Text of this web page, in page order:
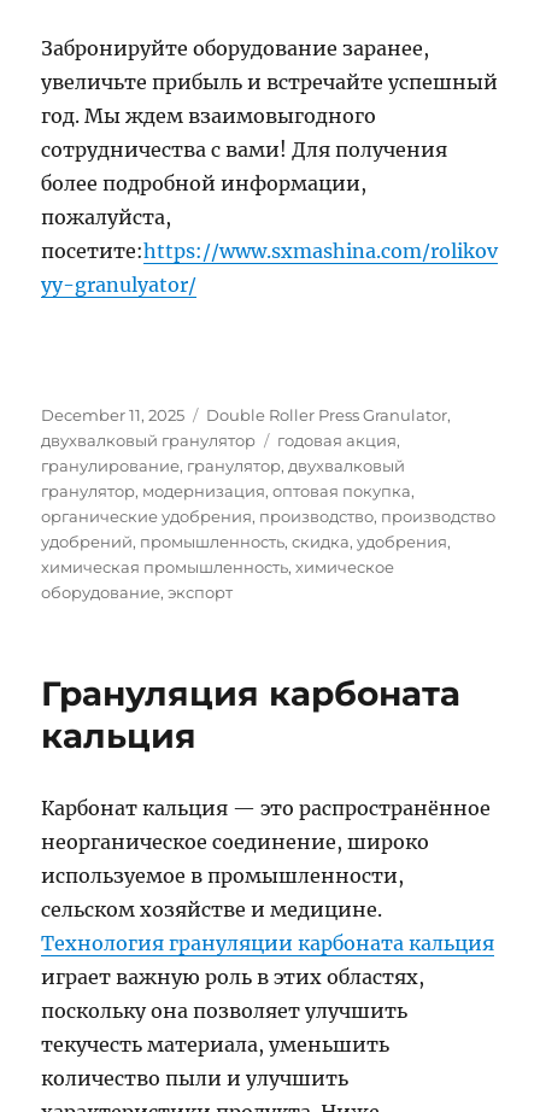
Забронируйте оборудование заранее,
увеличьте прибыль и встречайте успешный
год. Мы ждем взаимовыгодного
сотрудничества с вами! Для получения
более подробной информации,
пожалуйста,
посетите:https://www.sxmashina.com/rolikov
yy-granulyator/
Posted
on
December 11, 2025 Categories
Double Roller Press Granulator,
двухвалковый гранулятор
Tags
годовая акция,
гранулирование, гранулятор, двухвалковый
гранулятор, модернизация,оптовая покупка,
органические удобрения, производство, производство
удобрений, промышленность,скидка,удобрения,
химическая промышленность,химическое
оборудование,экспорт
Грануляция карбоната
кальция
Карбонат кальция — это распространённое
неорганическое соединение, широко
используемое в промышленности,
сельском хозяйстве и медицине.
Технология грануляции карбоната кальция
играет важную роль в этих областях,
поскольку она позволяет улучшить
текучесть материала, уменьшить
количество пыли и улучшить